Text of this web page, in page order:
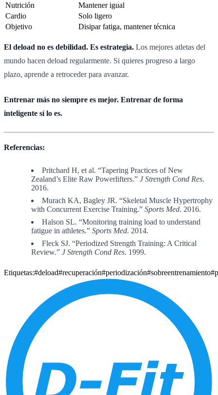
Nutrición
Mantener igual
Cardio
Solo ligero
Objetivo
Disipar fatiga, mantener técnica
El deload no es debilidad. Es estrategia. Los mejores atletas del
mundo hacen deload regularmente. Si quieres progreso a largo
plazo, aprende a retroceder para avanzar.
Entrenar más no siempre es mejor. Entrenar de forma
inteligente sí lo es.
Referencias:
Pritchard H, et al. “Tapering Practices of New
Zealand’s Elite Raw Powerlifters.” J Strength Cond Res.
2016.
Murach KA, Bagley JR. “Skeletal Muscle Hypertrophy
with Concurrent Exercise Training.” Sports Med. 2016.
Halson SL. “Monitoring training load to understand
fatigue in athletes.” Sports Med. 2014.
Fleck SJ. “Periodized Strength Training: A Critical
Review.” J Strength Cond Res. 1999.
Etiquetas:#deload#recuperación#periodización#sobreentrenamiento